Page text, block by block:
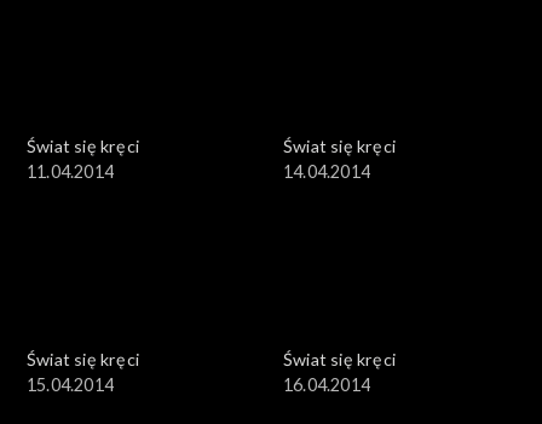
Świat się kręci
11.04.2014
Świat się kręci
14.04.2014
Świat się kręci
15.04.2014
Świat się kręci
16.04.2014